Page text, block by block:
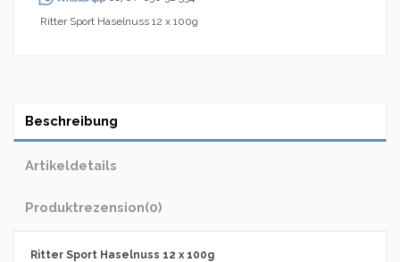
Ritter Sport Haselnuss 12 x 100g
Beschreibung
Artikeldetails
Produktrezension(0)
Ritter Sport Haselnuss 12 x 100g